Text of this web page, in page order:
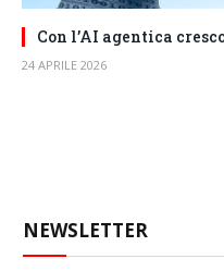
Con l’AI agentica
24 APRILE 2026
NEWSLETTER